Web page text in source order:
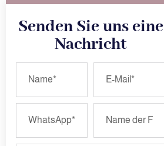
Senden Sie uns eine
Nachricht